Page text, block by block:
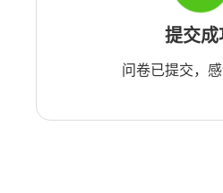
提交成
问卷已提交，感